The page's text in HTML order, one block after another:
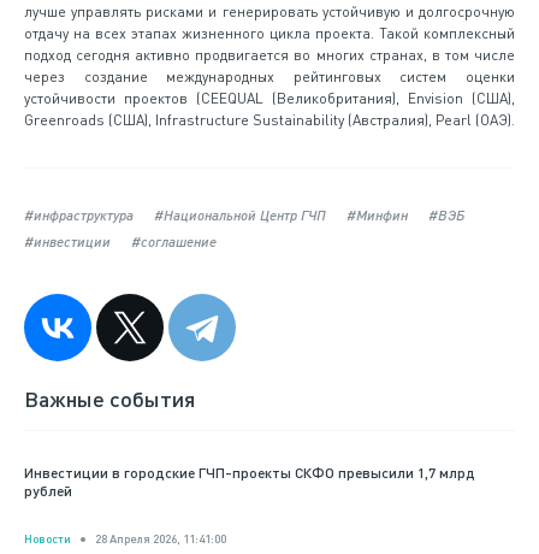
лучше управлять рисками и генерировать устойчивую и долгосрочную
отдачу на всех этапах жизненного цикла проекта. Такой комплексный
подход сегодня активно продвигается во многих странах, в том числе
через создание международных рейтинговых систем оценки
устойчивости проектов (CEEQUAL (Великобритания), Envision (США),
Greenroads (США), Infrastructure Sustainability (Австралия), Pearl (ОАЭ).
#инфраструктура #Национальной Центр ГЧП #Минфин
#ВЭБ
#инвестиции
#соглашение
Важные события
Инвестиции в городские ГЧП-проекты СКФО превысили 1,7 млрд
рублей
Новости 28 Апреля 2026, 11:41:00